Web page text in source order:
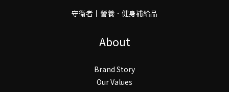
守衛者丨謍養．健身補給品
About
Brand Story
Our Values